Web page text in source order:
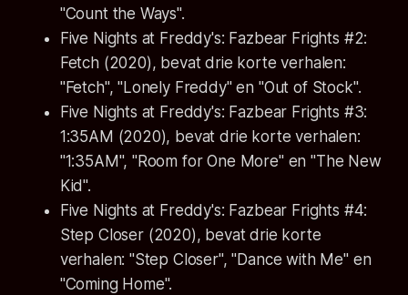
"Count the Ways".
Five Nights at Freddy's: Fazbear Frights #2:
Fetch(2020), bevat drie korte verhalen:
"Fetch", "Lonely Freddy" en "Out of Stock".
Five Nights at Freddy's: Fazbear Frights #3:
1:35AM (2020), bevat drie korte verhalen:
"1:35AM", "Room for One More" en "The New
Kid".
Five Nights at Freddy's: Fazbear Frights #4:
Step Closer(2020), bevat drie korte
verhalen: "Step Closer", "Dance with Me" en
"Coming Home".